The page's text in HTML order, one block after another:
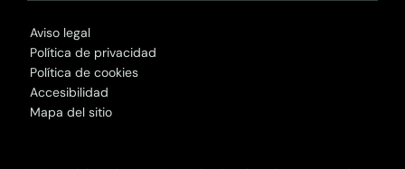
Aviso legal
Política de privacidad
Política de cookies
Accesibilidad
Mapa del sitio